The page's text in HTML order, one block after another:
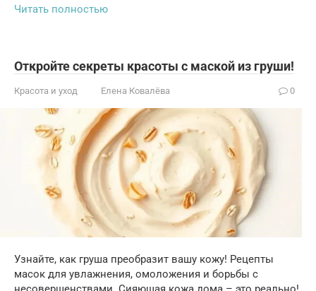
Читать полностью
Откройте секреты красоты с маской из груши!
Красота и уход Елена Ковалёва 0
Узнайте, как груша преобразит вашу кожу! Рецепты
масок для увлажнения, омоложения и борьбы с